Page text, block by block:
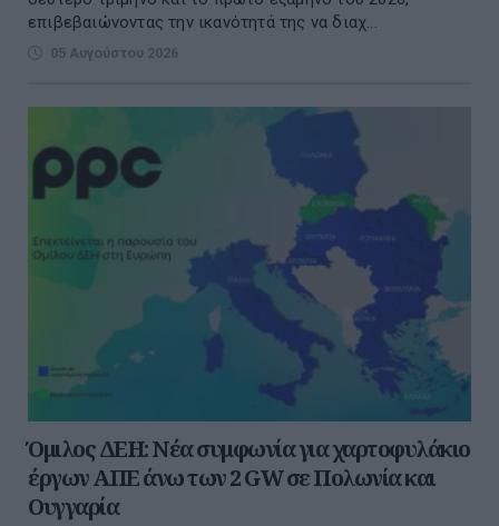
επιβεβαιώνοντας την ικανότητά της να διαχ...
05 Αυγούστου 2026
Όμιλος ΔΕΗ: Νέα συμφωνία για χαρτοφυλάκιο
έργων ΑΠΕ άνω των 2 GW σε Πολωνία και
Ουγγαρία